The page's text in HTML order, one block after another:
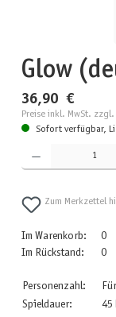
Glow
36,90 €
Preise inkl. MwSt.
Sofort verfügbar,
Produkt Anzahl: Gib den
Zum Merkzettel
Im Warenkorb:
0
Im Rückstand:
0
Personenzahl:
Spieldauer:
45